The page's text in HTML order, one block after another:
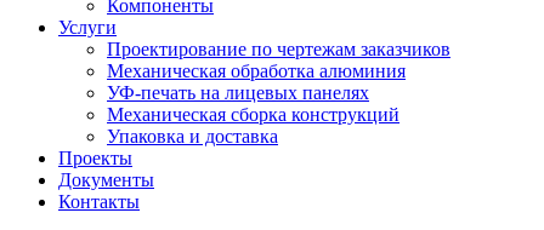
Компоненты
Услуги
Проектирование по чертежам заказчиков
Механическая обработка алюминия
УФ-печать на лицевых панелях
Механическая сборка конструкций
Упаковка и доставка
Проекты
Документы
Контакты